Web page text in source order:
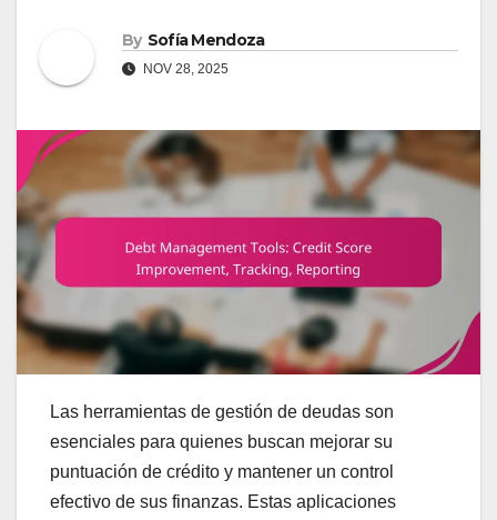
By Sofía Mendoza
NOV 28, 2025
Las herramientas de gestión de deudas son
esenciales para quienes buscan mejorar su
puntuación de crédito y mantener un control
efectivo de sus finanzas. Estas aplicaciones